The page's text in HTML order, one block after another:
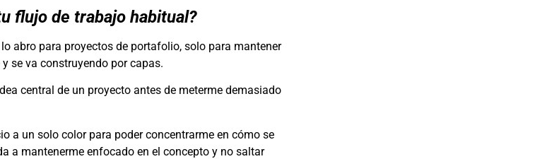
flujo de trabajo habitual?
abro para proyectos de portafolio, solo para mantener
se va construyendo por capas.
central de un proyecto antes de meterme demasiado
a un solo color para poder concentrarme en cómo se
a mantenerme enfocado en el concepto y no saltar